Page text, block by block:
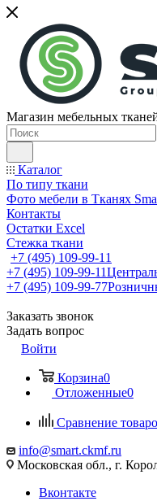
Магазин мебельных
Каталог
По типу ткани
Фото мебели в Тканях
Контакты
Остатки Excel
Стежка ткани
+7 (495) 109-99-11
+7 (495) 109-99-11
+7 (495) 109-99-77
Заказать звонок
Задать вопрос
Войти
Корзина0
Отложенные0
Сравнение
info@smart.ckmf.ru
Московская обл., г.
Вконтакте